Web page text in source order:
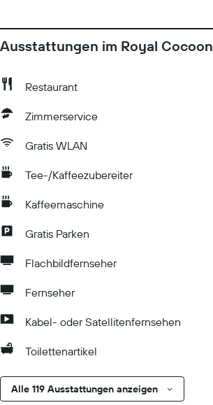
Ausstattungen im Royal Cocoon
Restaurant
Zimmerservice
Gratis WLAN
Tee-/Kaffeezubereiter
Kaffeemaschine
Gratis Parken
Flachbildfernseher
Fernseher
Kabel- oder Satellitenfernsehen
Toilettenartikel
Alle 119 Ausstattungen anzeigen